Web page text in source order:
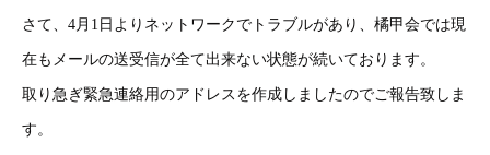
さて、4月1日よりネットワークでトラブルがあり、橘甲会では現
在もメールの送受信が全て出来ない状態が続いております。
取り急ぎ緊急連絡用のアドレスを作成しましたのでご報告致しま
す。